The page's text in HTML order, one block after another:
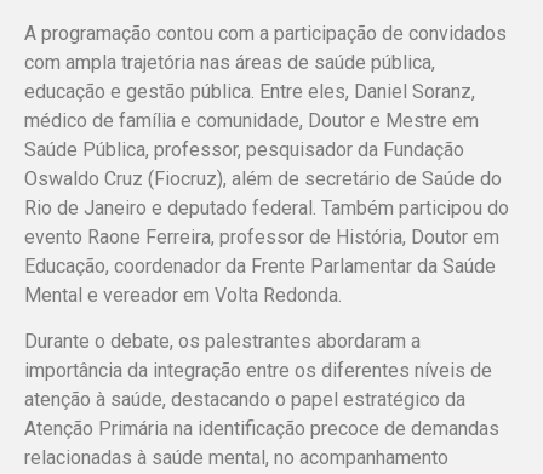
A programação contou com a participação de convidados
com ampla trajetória nas áreas de saúde pública,
educação e gestão pública. Entre eles, Daniel Soranz,
médico de família e comunidade, Doutor e Mestre em
Saúde Pública, professor, pesquisador da Fundação
Oswaldo Cruz (Fiocruz), além de secretário de Saúde do
Rio de Janeiro e deputado federal. Também participou do
evento Raone Ferreira, professor de História, Doutor em
Educação, coordenador da Frente Parlamentar da Saúde
Mental e vereador em Volta Redonda.
Durante o debate, os palestrantes abordaram a
importância da integração entre os diferentes níveis de
atenção à saúde, destacando o papel estratégico da
Atenção Primária na identificação precoce de demandas
relacionadas à saúde mental, no acompanhamento